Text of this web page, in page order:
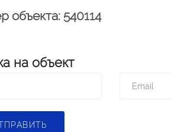
объекта: 540114
на объект